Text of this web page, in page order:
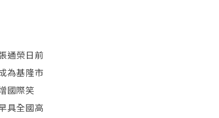
通榮日前
為基隆市
國際笑
具全國高